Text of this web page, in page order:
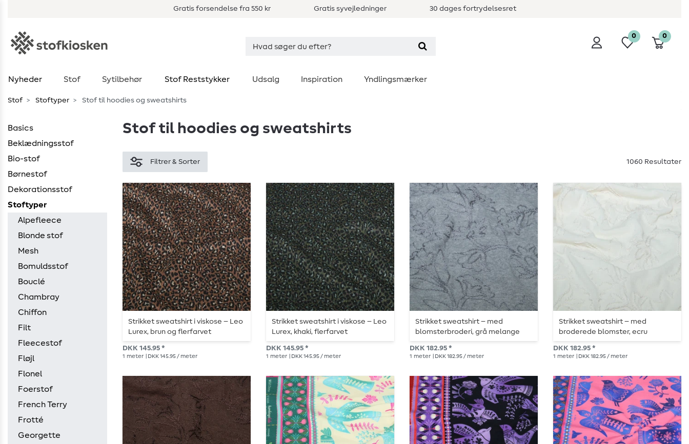
Gratis forsendelse fra 550 kr Gratis syvejledninger 30 dages fortrydelsesret
0 0
Nyheder Stof Sytilbehør Stof Reststykker Udsalg Inspiration Yndlingsmærker
Stof Stoftyper Stof til hoodies og sweatshirts
Basics
Beklædningsstof
Bio-stof
Børnestof
Dekorationsstof
Stoftyper
Alpefleece
Blonde stof
Mesh
Bomuldsstof
Bouclé
Chambray
Chiffon
Filt
Fleecestof
Fløjl
Flonel
Foerstof
French Terry
Frotté
Georgette
Stof til hoodies og sweatshirts
Filtrer & Sorter 1060 Resultater
Strikket sweatshirt i viskose – Leo
Lurex, brun og flerfarvet
DKK 145.95 *
1 meter | DKK 145.95 / meter
Strikket sweatshirt i viskose – Leo
Lurex, khaki, flerfarvet
DKK 145.95 *
1 meter | DKK 145.95 / meter
Strikket sweatshirt – med
blomsterbroderi, grå melange
DKK 182.95 *
1 meter | DKK 182.95 / meter
Strikket sweatshirt – med
broderede blomster, ecru
DKK 182.95 *
1 meter | DKK 182.95 / meter